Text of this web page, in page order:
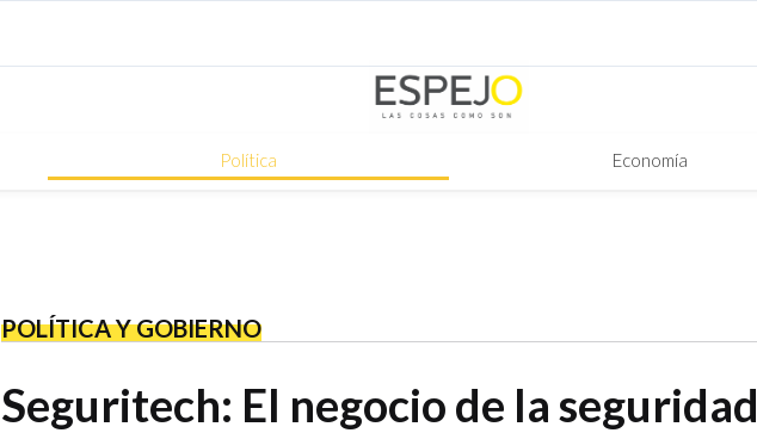
Política Economía
POLÍTICA Y GOBIERNO
Seguritech: El negocio de la seguridad